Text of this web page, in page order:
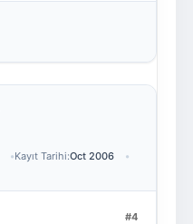
Kayıt Tarihi:Oct 2006
#4